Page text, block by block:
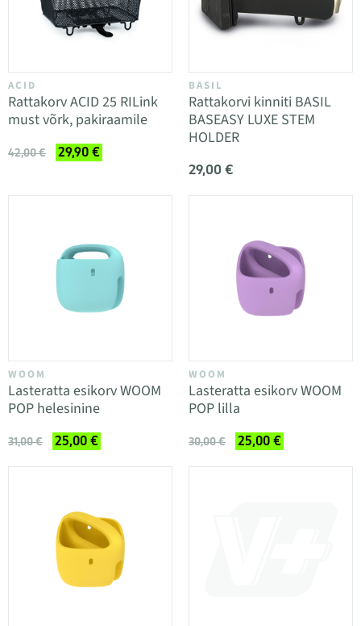
ACID
Rattakorv ACID 25 RILink
must võrk, pakiraamile
42,00 € 29,90 €
BASIL
Rattakorvi kinniti BASIL
BASEASY LUXE STEM
HOLDER
29,00 €
WOOM
Lasteratta esikorv WOOM
POP helesinine
31,00 € 25,00 €
WOOM
Lasteratta esikorv WOOM
POP lilla
30,00 € 25,00 €